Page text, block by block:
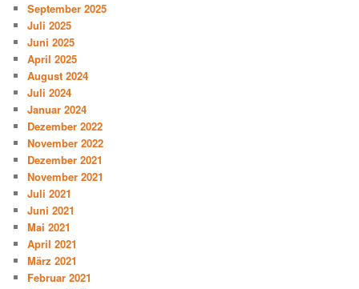
September 2025
Juli 2025
Juni 2025
April 2025
August 2024
Juli 2024
Januar 2024
Dezember 2022
November 2022
Dezember 2021
November 2021
Juli 2021
Juni 2021
Mai 2021
April 2021
März 2021
Februar 2021